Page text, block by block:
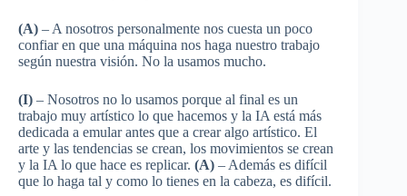
(A) – A nosotros personalmente nos cuesta un poco
confiar en que una máquina nos haga nuestro trabajo
según nuestra visión. No la usamos mucho.
(I) – Nosotros no lo usamos porque al final es un
trabajo muy artístico lo que hacemos y la IA está más
dedicada a emular antes que a crear algo artístico. El
arte y las tendencias se crean, los movimientos se crean
y la IA lo que hace es replicar. (A) – Además es difícil
que lo haga tal y como lo tienes en la cabeza, es difícil.